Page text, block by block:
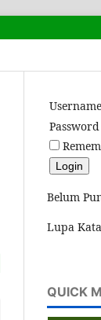
Username
Password
Belum
Lupa
QUICK